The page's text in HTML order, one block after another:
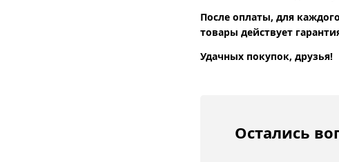
После оплаты, для
товары действует
Удачных покупок, друзья!
Остались